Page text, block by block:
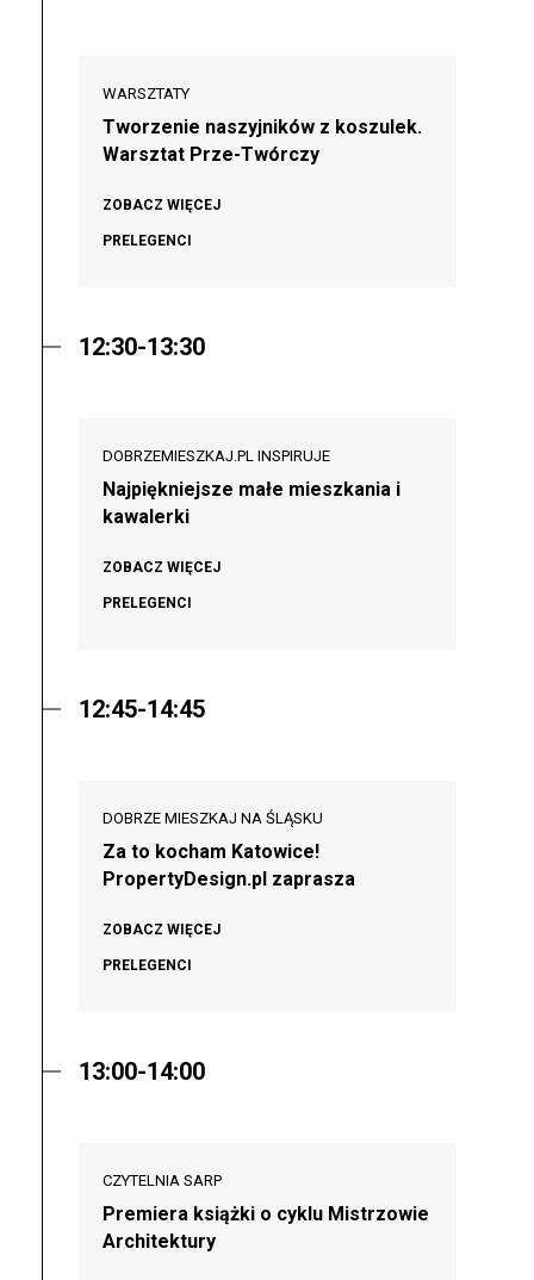
WARSZTATY
Tworzenie naszyjników z koszulek.
Warsztat Prze-Twórczy
ZOBACZ WIĘCEJ
PRELEGENCI
12:30-13:30
DOBRZEMIESZKAJ.PL INSPIRUJE
Najpiękniejsze małe mieszkania i
kawalerki
ZOBACZ WIĘCEJ
PRELEGENCI
12:45-14:45
DOBRZE MIESZKAJ NA ŚLĄSKU
Za to kocham Katowice!
PropertyDesign.pl zaprasza
ZOBACZ WIĘCEJ
PRELEGENCI
13:00-14:00
CZYTELNIA SARP
Premiera książki o cyklu Mistrzowie
Architektury